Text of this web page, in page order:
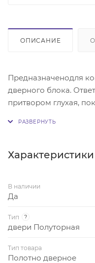
ОПИСАНИЕ
Предназначенодля
дверного блока.
притвором глухая,
типа 0068, два
Характеристики
В наличии
Да
Тип ?
двери Полуторная
Тип товара
Полотно дверное